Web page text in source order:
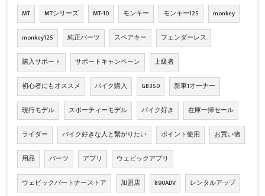
MT MTシリーズ MT-10 モンキー モンキー125 monkey
monkey125 純正パーツ スペアキー フェンダーレス
購入サポート サポートキャンペーン 上級者
初心者にもオススメ バイク購入 GB350 新車1オーナー
現行モデル スポーティーモデル バイク好き 在庫一掃セール
ライダー バイク好きな人と繋がりたい ポイント使用 お買い物
用品 パーツ アプリ ウェビックアプリ
ウェビックパートナーストア 加盟店 890ADV レンタルアップ